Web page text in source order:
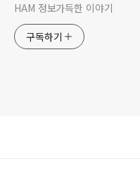
HAM 정보가득한 이야기
구독하기